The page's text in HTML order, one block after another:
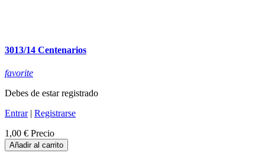
3013/14 Centenarios
favorite
Debes de estar registrado
Entrar| Registrarse
1,00 € Precio
Añadir al carrito